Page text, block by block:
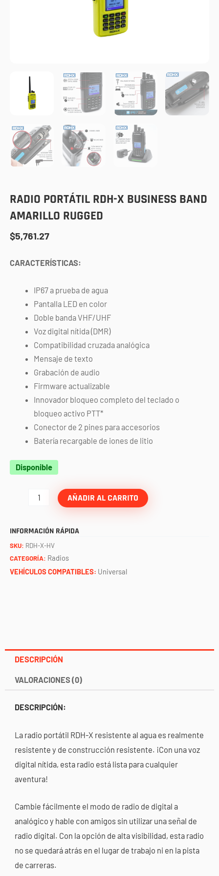
RADIO PORTÁTIL RDH-X BUSINESS BAND
AMARILLO RUGGED
$5,761.27
CARACTERÍSTICAS:
IP67 a prueba de agua
Pantalla LED en color
Doble banda VHF/UHF
Voz digital nítida (DMR)
Compatibilidad cruzada analógica
Mensaje de texto
Grabación de audio
Firmware actualizable
Innovador bloqueo completo del teclado o
bloqueo activo PTT*
Conector de 2 pines para accesorios
Batería recargable de iones de litio
Disponible
Radio
amarillo
RUGGED
AÑADIR AL CARRITO
INFORMACIÓN RÁPIDA
SKU: RDH-X-HV
CATEGORÍA: Radios
VEHÍCULOS COMPATIBLES: Universal
DESCRIPCIÓN
VALORACIONES (0)
DESCRIPCIÓN:
La radio portátil RDH-X resistente al agua es realmente
resistente y de construcción resistente. ¡Con una voz
digital nítida, esta radio está lista para cualquier
aventura!
Cambie fácilmente el modo de radio de digital a
analógico y hable con amigos sin utilizar una señal de
radio digital. Con la opción de alta visibilidad, esta radio
no se quedará atrás en el lugar de trabajo ni en la pista
de carreras.